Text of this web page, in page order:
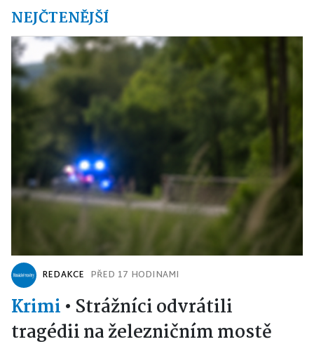
NEJČTENĚJŠÍ
REDAKCE PŘED 17 HODINAMI
Krimi • Strážníci odvrátili
tragédii na železničním mostě